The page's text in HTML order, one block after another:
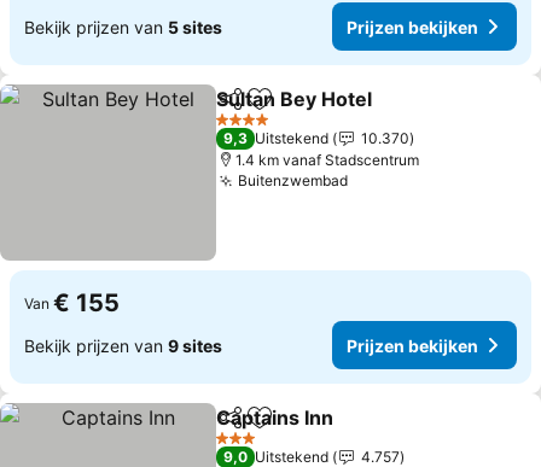
Bekijk prijzen van 5 sites Prijzen bekijken
DelenToevoegen aan favorieten
Sultan Bey Hotel
4 Sterren
9,3 Uitstekend
10.370
1.4 km vanaf Stadscentrum
BuitenzwembadPrijzen bekijken
Van € 155
Bekijk prijzen van 9 sites Prijzen bekijken
DelenToevoegen aan favorieten
Captains Inn
3 Sterren
9,0 Uitstekend
4.757